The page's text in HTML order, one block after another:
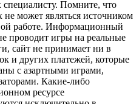
специалисту. Помните, что
не может являться источником
работе. Информационный
проводит игры на реальные
сайт не принимает ни в
и других платежей, которые
с азартными играми,
Какие-либо
ресурсе